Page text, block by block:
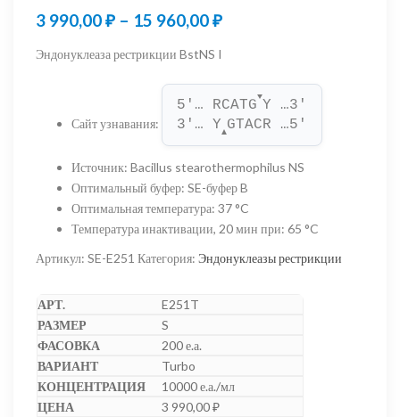
3 990,00₽ – 15 960,00₽Диапазон
990,00 ₽
–
15
960,00 ₽
Эндонуклеаза рестрикции BstNS I
Сайт узнавания:
5'… RCATG
▼
Y …3'
3'… Y▲GTACR …5'
Источник: Bacillus stearothermophilus NS
Оптимальный буфер: SE-буфер B
Оптимальная температура: 37 °C
Температура инактивации, 20 мин при: 65 °C
Артикул: SE-E251 Категория: Эндонуклеазы рестрикции
E251T
S
200 е.а.
Turbo
10000 е.а./мл
3 990,00₽